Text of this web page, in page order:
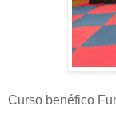
Curso benéfico